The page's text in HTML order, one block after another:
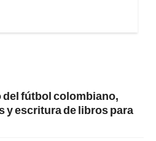
fútbol colombiano,
y escritura de libros para